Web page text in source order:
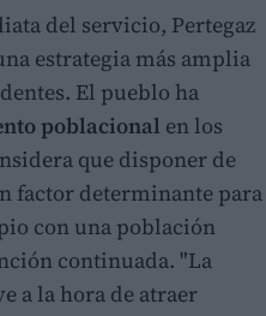
del servicio, Pertegaz
estrategia más amplia
El pueblo ha
poblacional en los
que disponer de
factor determinante para
con una población
continuada. "La
a la hora de atraer